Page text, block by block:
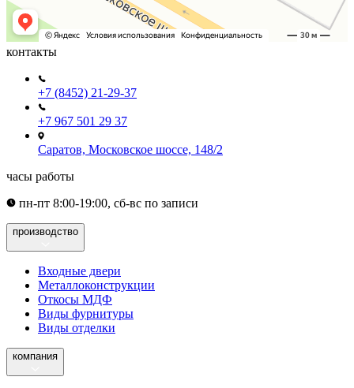
контакты
+7 (8452) 21-29-37
+7 967 501 29 37
Саратов, Московское шоссе, 148/2
часы работы
пн-пт 8:00-19:00, сб-вс по записи
производство
Входные двери
Металлоконструкции
Откосы МДФ
Виды фурнитуры
Виды отделки
компания